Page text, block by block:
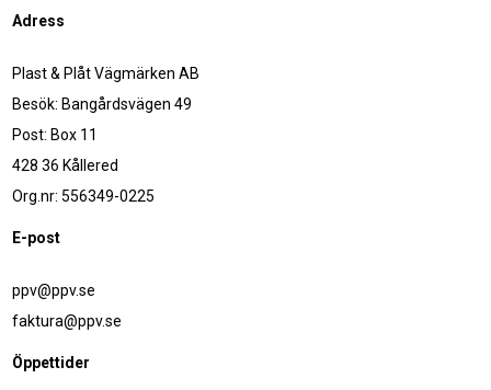
Adress
Plast & Plåt Vägmärken AB
Besök: Bangårdsvägen 49
Post: Box 11
428 36 Kållered
Org.nr: 556349-0225
E-post
ppv@ppv.se
faktura@ppv.se
Öppettider